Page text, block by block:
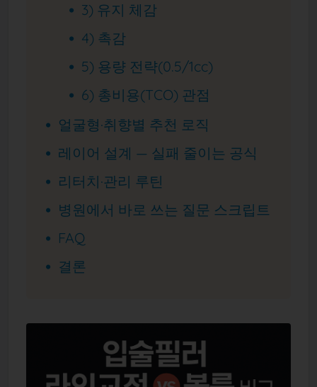
3) 유지 체감
4) 촉감
5) 용량 전략(0.5/1cc)
6) 총비용(TCO) 관점
얼굴형·취향별 추천 로직
레이어 설계 — 실패 줄이는 공식
리터치·관리 루틴
병원에서 바로 쓰는 질문 스크립트
FAQ
결론